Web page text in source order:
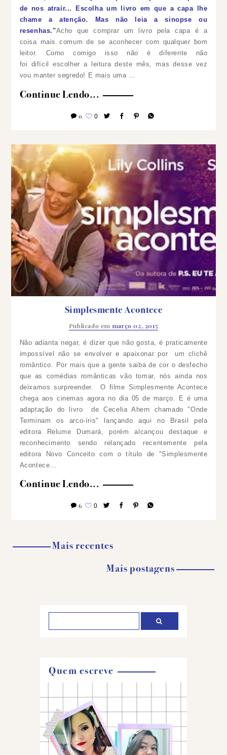
de nos atrair... Escolha um livro em que a capa lhe
chame a atenção. Mas não leia a sinopse ou
resenhas."Acho que comprar um livro pela capa é a
coisa mais comum de se aconhecer com qualquer bom
leitor. Como comigo isso não é diferente não
foi difícil escolher a leitura deste mês, mas desse vez
vou manter segredo! E mais uma …
Continue Lendo...
0 0
Simplesmente Acontece
Publicado em março 02, 2015
Não adianta negar, é dizer que não gosta, é praticamente
impossível não se envolver e apaixonar por um clichê
romântico. Por mais que a gente saiba de cor o desfecho
que as comédias românticas vão tomar, nós ainda nos
deixamos surpreender.O filme Simplesmente Acontece
chega aos cinemas agora no dia 05 de março. E é uma
adaptação do livro de Cecelia Ahern chamado "Onde
Terminam os arco-íris" lançando aqui no Brasil pela
editora Relume Dumará, porém alcançou destaque e
reconhecimento sendo relançado recentemente pela
editora Novo Conceito com o título de "Simplesmente
Acontece…
Continue Lendo...
6 0
Mais recentes
Mais postagens
Quem escreve